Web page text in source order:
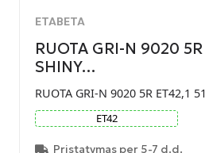
ETABETA
RUOTA GRI-N 9020 5R
SHINY…
RUOTA GRI-N 9020 5R ET42,1
ET42
Pristatymas per 5-7 d.d.